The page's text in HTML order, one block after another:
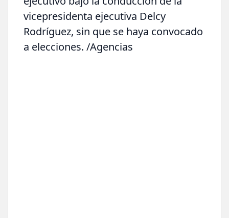
vicepresidenta ejecutiva Delcy
Rodríguez, sin que se haya convocado
a elecciones. /Agencias